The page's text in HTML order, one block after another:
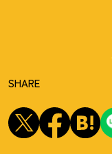
SHARE